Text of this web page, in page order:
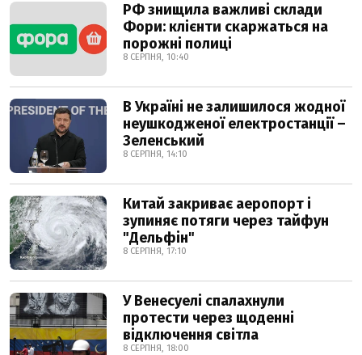
РФ знищила важливі склади
Фори: клієнти скаржаться на
порожні полиці
8 СЕРПНЯ, 10:40
В Україні не залишилося жодної
неушкодженої електростанції –
Зеленський
8 СЕРПНЯ, 14:10
Китай закриває аеропорт і
зупиняє потяги через тайфун
"Дельфін"
8 СЕРПНЯ, 17:10
У Венесуелі спалахнули
протести через щоденні
відключення світла
8 СЕРПНЯ, 18:00